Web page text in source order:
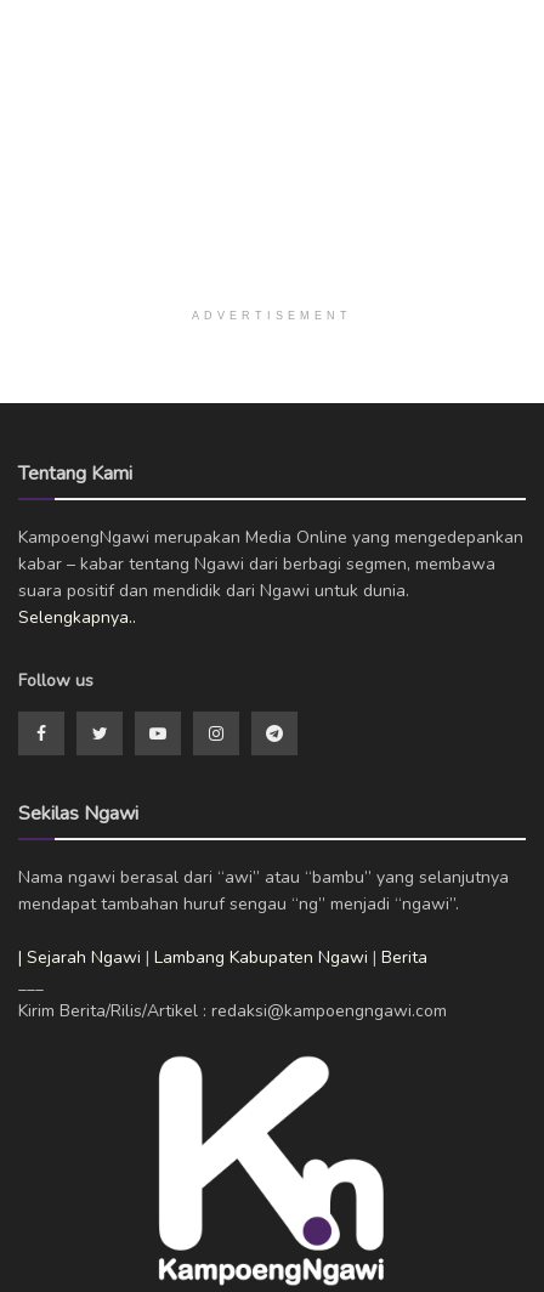
ADVERTISEMENT
Tentang Kami
KampoengNgawi merupakan Media Online yang mengedepankan
kabar – kabar tentang Ngawi dari berbagi segmen, membawa
suara positif dan mendidik dari Ngawi untuk dunia.
Selengkapnya..
Follow us
Sekilas Ngawi
Nama ngawi berasal dari “awi” atau “bambu” yang selanjutnya
mendapat tambahan huruf sengau “ng” menjadi “ngawi”.
| Sejarah Ngawi | Lambang Kabupaten Ngawi | Berita
___
Kirim Berita/Rilis/Artikel : redaksi@kampoengngawi.com